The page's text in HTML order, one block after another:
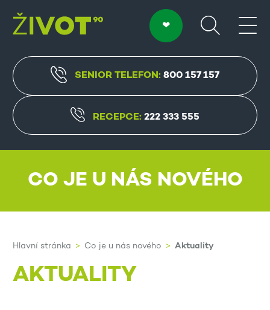
SENIOR TELEFON:800 157 157
RECEPCE:222 333 555
CO JE U NÁS NOVÉHO
Hlavní stránka Co je u nás nového Aktuality
AKTUALITY